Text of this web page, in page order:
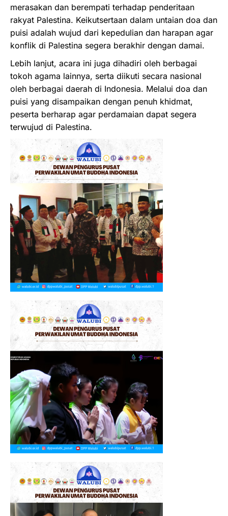
merasakan dan berempati terhadap penderitaan
rakyat Palestina. Keikutsertaan dalam untaian doa dan
puisi adalah wujud dari kepedulian dan harapan agar
konflik di Palestina segera berakhir dengan damai.
Lebih lanjut, acara ini juga dihadiri oleh berbagai
tokoh agama lainnya, serta diikuti secara nasional
oleh berbagai daerah di Indonesia. Melalui doa dan
puisi yang disampaikan dengan penuh khidmat,
peserta berharap agar perdamaian dapat segera
terwujud di Palestina.